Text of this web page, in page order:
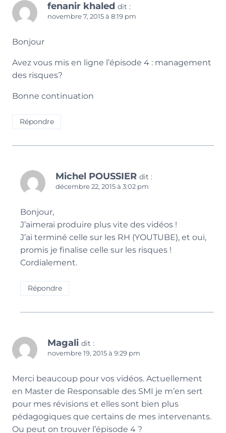
fenanir khaled dit :
novembre 7, 2015 à 8:19 pm
Bonjour
Avez vous mis en ligne l’épisode 4 : management
des risques?
Bonne continuation
Répondre
Michel POUSSIER dit :
décembre 22, 2015 à 3:02 pm
Bonjour,
J’aimerai produire plus vite des vidéos !
J’ai terminé celle sur les RH (YOUTUBE), et oui,
promis je finalise celle sur les risques !
Cordialement.
Répondre
Magali dit :
novembre 19, 2015 à 9:29 pm
Merci beaucoup pour vos vidéos. Actuellement
en Master de Responsable des SMI je m’en sert
pour mes révisions et elles sont bien plus
pédagogiques que certains de mes intervenants.
Ou peut on trouver l’épisode 4 ?